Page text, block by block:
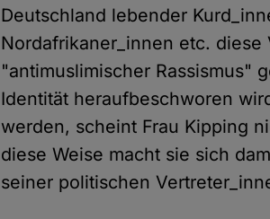
Deutschland lebender
Nordafrikaner_innen etc.
"antimuslimischer Rassismus"
Identität heraufbeschworen
werden, scheint Frau Kipping
diese Weise macht sie sich
seiner politischen